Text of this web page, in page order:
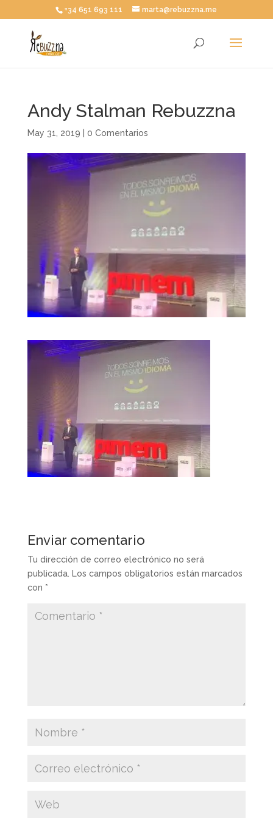
+34 651 693 111 marta@rebuzzna.me
Andy Stalman Rebuzzna
May 31, 2019 0 Comentarios
Enviar comentario
Tu dirección de correo electrónico no será
publicada. Los campos obligatorios están marcados
con *